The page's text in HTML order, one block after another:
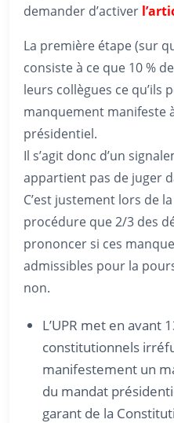
demander d’activer
La première étape (sur
consiste à ce que 10 %
leurs collègues ce qu’ils
manquement manifeste
présidentiel.
Il s’agit donc d’un
appartient pas de juger
C’est justement lors de
procédure que 2/3 des
prononcer si ces
admissibles pour la
non.
L’UPR met en avant
constitutionnels
manifestement un
du mandat
garant de la